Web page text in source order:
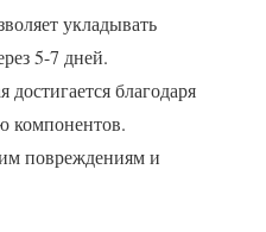
укладывать
5-7 дней.
благодаря
компонентов.
повреждениям и